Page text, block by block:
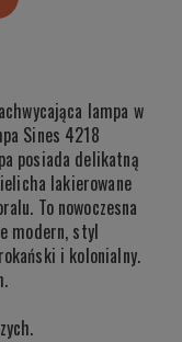
lampa w
Sines 4218
posiada delikatną
lakierowane
To nowoczesna
modern, styl
i kolonialny.